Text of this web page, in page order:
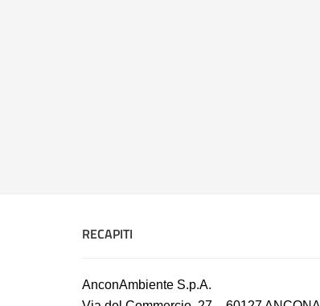
RECAPITI
AnconAmbiente S.p.A.